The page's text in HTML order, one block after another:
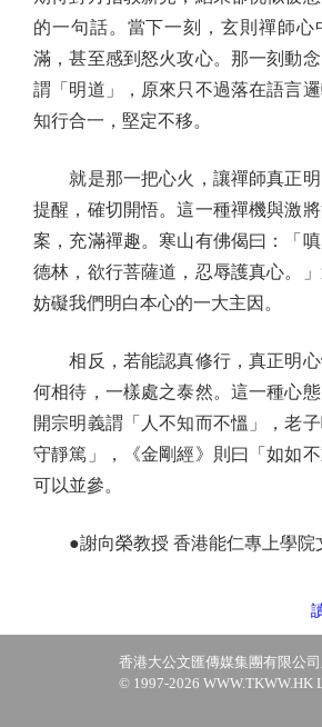
的一句話。當下一刻，玄則禪師心
滿，甚至感到怒火攻心。那一刻動
謂「明道」，原來只不過落在語言
知行合一，堅定不移。
就是那一把心火，讓禪師真正明
提醒，確切開悟。這一種禪機與激
案，充滿禪趣。寒山有佛偈曰：「
德林，欲行菩薩道，忍辱護真心。
妨礙我們明白本心的一大主因。
相反，若能認真修行，真正明心
何相待，一樣處之泰然。這一種心態
開宗明義謂「人不知而不慍」，老
守靜篤」，《金剛經》則曰「如如不
可以並參。
●謝向榮教授 香港能仁專上學院
香港大公文匯傳媒集團有限公
© 1997-2026 WWW.TKWW.HK